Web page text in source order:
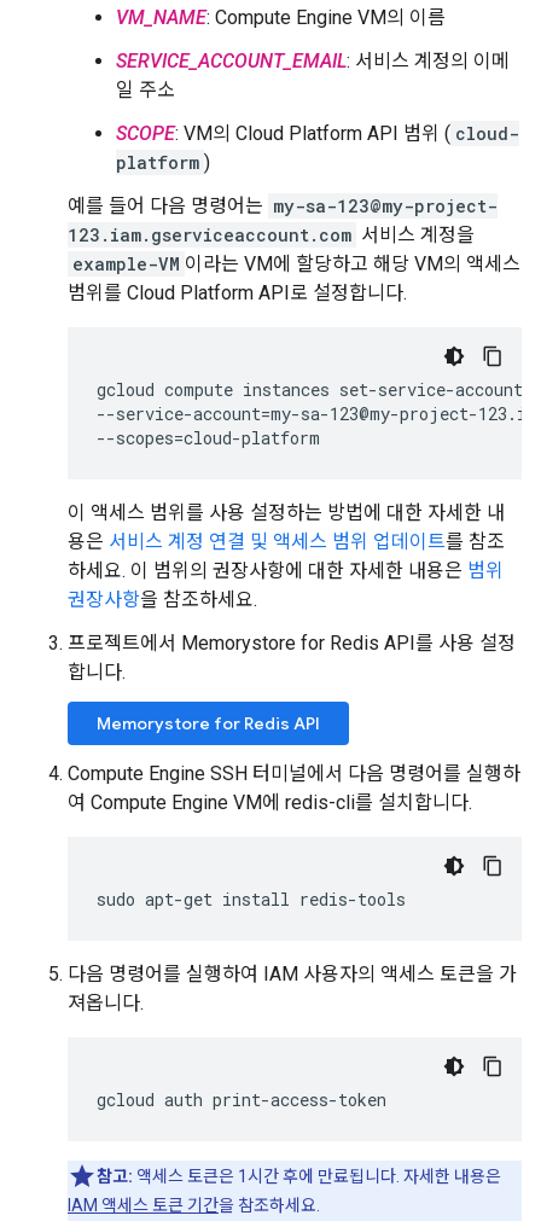
VM_NAME: Compute Engine VM의 이름
SERVICE_ACCOUNT_EMAIL: 서비스 계정의 이메
일 주소
SCOPE: VM의 Cloud Platform API 범위 ( cloud-
platform )
예를 들어 다음 명령어는 my-sa-123@my-project-
123.iam.gserviceaccount.com 서비스 계정을
example-VM 이라는 VM에 할당하고 해당 VM의 액세스
범위를 Cloud Platform API로 설정합니다.
gcloud compute instances set-service-account
--service-account=my-sa-123@my-project-
이 액세스 범위를 사용 설정하는 방법에 대한 자세한 내
용은 서비스 계정 연결 및 액세스 범위 업데이트를 참조
하세요. 이 범위의 권장사항에 대한 자세한 내용은 범위
권장사항을 참조하세요.
프로젝트에서 Memorystore for Redis API를 사용 설정
합니다.
Memorystore for Redis API
Compute Engine SSH 터미널에서 다음 명령어를 실행하
여 Compute Engine VM에 redis-cli를 설치합니다.
다음 명령어를 실행하여 IAM 사용자의 액세스 토큰을 가
져옵니다.
참고: 액세스 토큰은 1시간 후에 만료됩니다. 자세한 내용은
IAM 액세스 토큰 기간을 참조하세요.